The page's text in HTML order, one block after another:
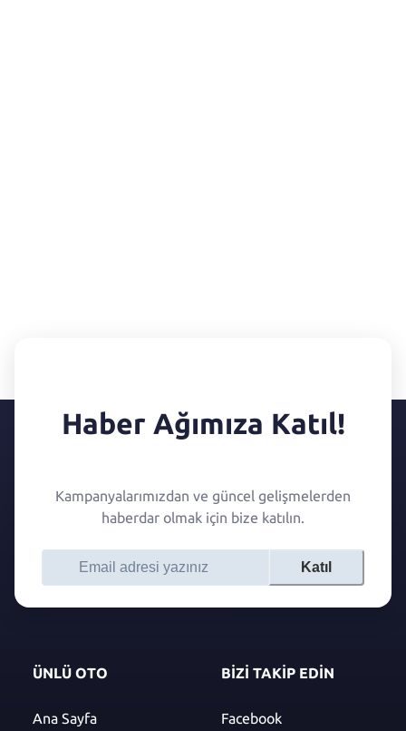
Haber Ağımıza Katıl!
Kampanyalarımızdan ve güncel gelişmelerden
haberdar olmak için bize katılın.
Katıl
ÜNLÜ OTO
Ana Sayfa
BİZİ TAKİP EDİN
Facebook